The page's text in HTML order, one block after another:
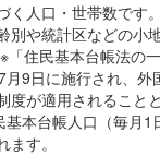
く人口・世帯数です
別や統計区などの小
「住民基本台帳法の
9日に施行され、外
度が適用されること
本台帳人口（毎月1
す。